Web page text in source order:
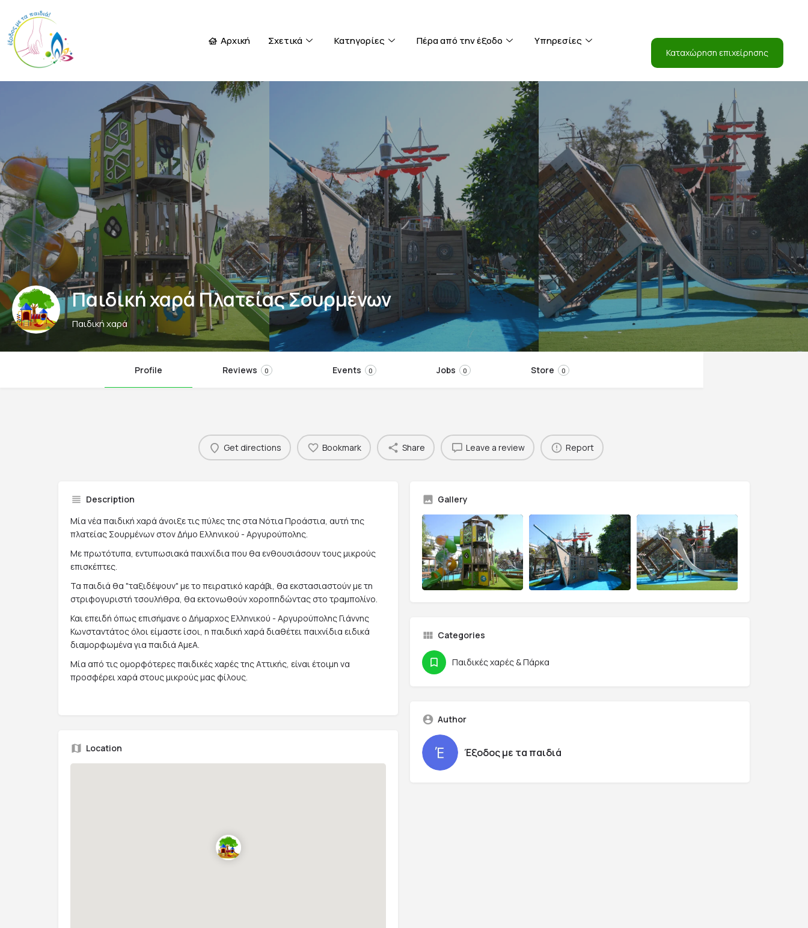
Αρχική Σχετικά Κατηγορίες Πέρα από την έξοδο Υπηρεσίες
Καταχώρηση επιχείρησης
Παιδική χαρά Πλατείας Σουρμένων
Παιδική χαρά
Profile Reviews 0 Events 0 Jobs 0 Store 0
Get directions Bookmark Share Leave a review Report
Description
Μία νέα παιδική χαρά άνοιξε τις πύλες της στα Νότια Προάστια, αυτή της
πλατείας Σουρμένων στον Δήμο Ελληνικού - Αργυρούπολης.
Με πρωτότυπα, εντυπωσιακά παιχνίδια που θα ενθουσιάσουν τους μικρούς
επισκέπτες.
Τα παιδιά θα "ταξιδέψουν" με το πειρατικό καράβι, θα εκστασιαστούν με τη
στριφογυριστή τσουλήθρα, θα εκτονωθούν χοροπηδώντας στο τραμπολίνο.
Και επειδή όπως επισήμανε ο Δήμαρχος Ελληνικού - Αργυρούπολης Γιάννης
Κωνσταντάτος όλοι είμαστε ίσοι, η παιδική χαρά διαθέτει παιχνίδια ειδικά
διαμορφωμένα για παιδιά ΑμεΑ.
Μία από τις ομορφότερες παιδικές χαρές της Αττικής, είναι έτοιμη να
προσφέρει χαρά στους μικρούς μας φίλους.
Location
Gallery
Categories
Παιδικές χαρές & Πάρκα
Author
Έξοδος με τα παιδιά